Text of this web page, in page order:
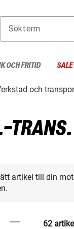
Sökterm
OCH FRITID
och
artikel till din
62